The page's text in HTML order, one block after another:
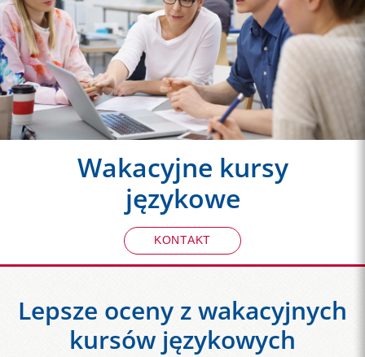
Wakacyjne kursy
językowe
KONTAKT
Lepsze oceny z wakacyjnych
kursów językowych